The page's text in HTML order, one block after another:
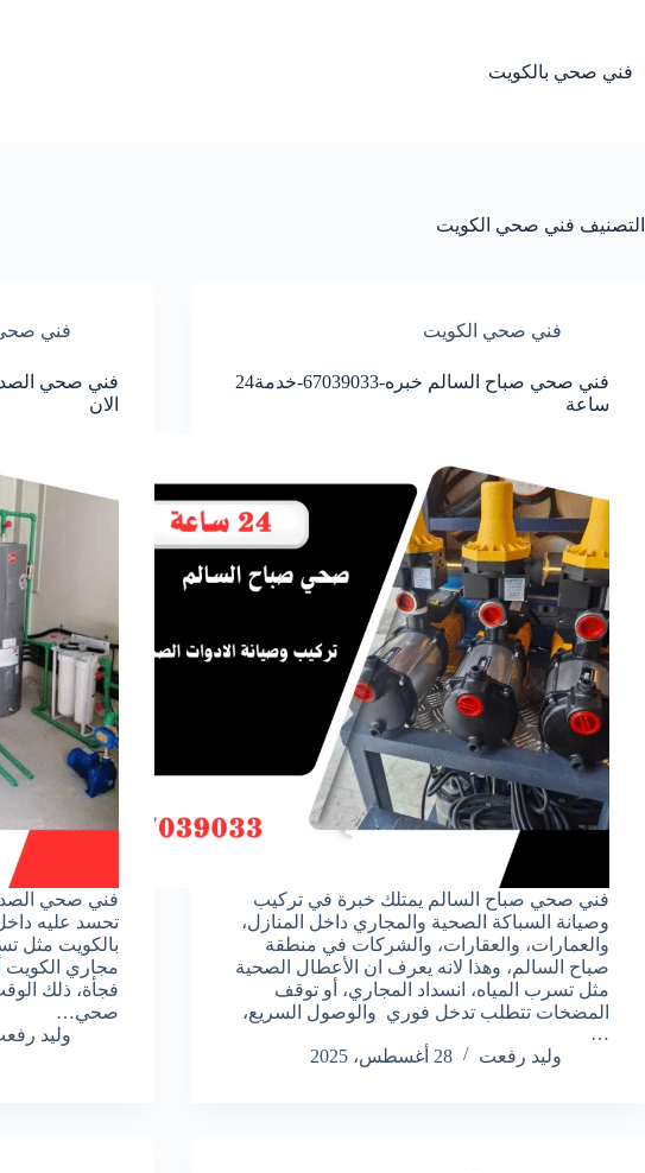
فني صحي بالكويت
التصنيف فني صحي الكويت
فني صحي الكويت
فني صحي صباح السالم خبره-67039033-خدمة24
ساعة
فني صحي صباح السالم يمتلك خبرة في تركيب
وصيانة السباكة الصحية والمجاري داخل المنازل،
والعمارات، والعقارات، والشركات في منطقة
صباح السالم، وهذا لانه يعرف ان الأعطال الصحية
مثل تسرب المياه، انسداد المجاري، أو توقف
المضخات تتطلب تدخل فوري والوصول السريع،
…
وليد رفعت
28 أغسطس، 2025
فني
الان
فني صحي
تحسد عليه
بالكويت مثل
مجاري الكويت
فجأة، ذلك
صحي…
وليد